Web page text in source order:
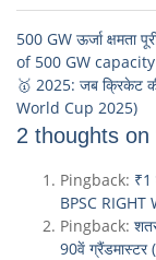
500 GW ऊर्जा क्षमता
of 500 GW
🥇 2025: जब क्रिकेट
World Cup 2025)
2 thoughts on
Pingback: ₹1
BPSC RIGHT
Pingback:
90वें